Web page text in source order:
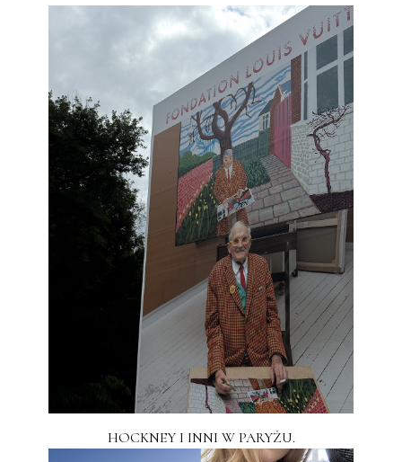
HOCKNEY I INNI W PARYŻU.